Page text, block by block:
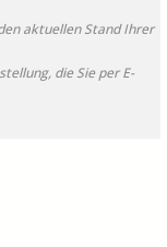
aktuellen Stand Ihrer
die Sie per E-